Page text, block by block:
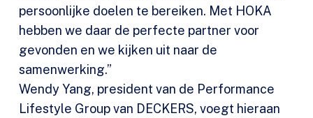
persoonlijke doelen te bereiken. Met HOKA
hebben we daar de perfecte partner voor
gevonden en we kijken uit naar de
samenwerking.”
Wendy Yang, president van de Performance
Lifestyle Group van DECKERS, voegt hieraan